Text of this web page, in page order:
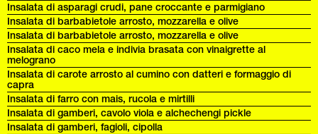
Insalata di asparagi crudi, pane croccante e parmigiano
Insalata di barbabietole arrosto, mozzarella e olive
Insalata di barbabietole arrosto, mozzarella e olive
Insalata di caco mela e indivia brasata con vinaigrette al
melograno
Insalata di carote arrosto al cumino con datteri e formaggio di
capra
Insalata di farro con mais, rucola e mirtilli
Insalata di gamberi, cavolo viola e alchechengi pickle
Insalata di gamberi, fagioli, cipolla